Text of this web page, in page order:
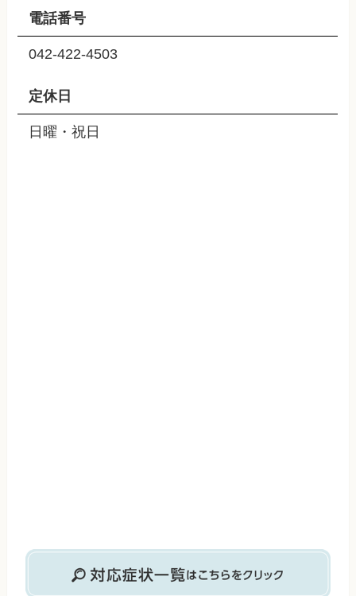
電話番号
042-422-4503
定休日
日曜・祝日